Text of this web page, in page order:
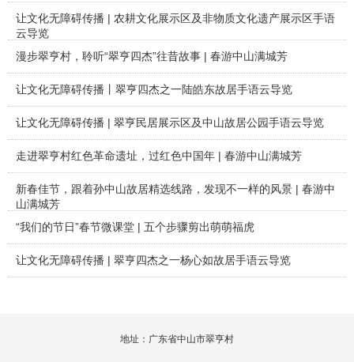
让文化无障碍传播 | 农耕文化展示区及非物质文化遗产展示区手语
云导览
漫步翠亨村，聆听“翠亨四杰”往昔故事 | 春游中山满城芳
让文化无障碍传播丨翠亨四杰之一陆皓东故居手语云导览
让文化无障碍传播 | 翠亨民居展示区及中山故居公园手语云导览
走进翠亨村红色革命遗址，过红色中国年 | 春游中山满城芳
新春佳节，跟着孙中山故居精选线路，发现不一样的风景 | 春游中
山满城芳
“我们的节日”春节微课堂 | 五个步骤剪出萌萌福虎
让文化无障碍传播 | 翠亨四杰之一杨心如故居手语云导览
地址：广东省中山市翠亨村